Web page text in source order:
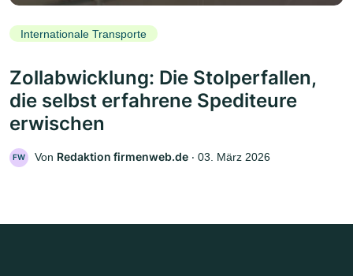
Internationale Transporte
Zollabwicklung: Die Stolperfallen,
die selbst erfahrene Spediteure
erwischen
FW Von Redaktion firmenweb.de ‧ 03. März 2026